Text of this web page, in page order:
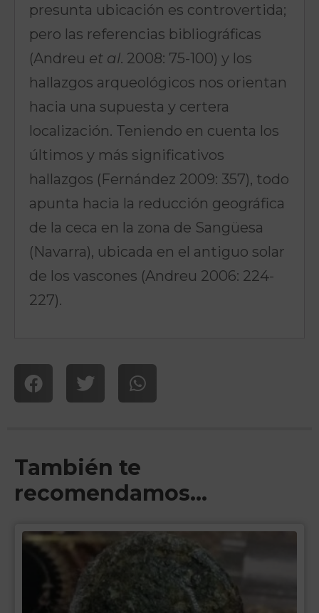
presunta ubicación es controvertida;
pero las referencias bibliográficas
(Andreu et al. 2008: 75-100) y los
hallazgos arqueológicos nos orientan
hacia una supuesta y certera
localización. Teniendo en cuenta los
últimos y más significativos
hallazgos (Fernández 2009: 357), todo
apunta hacia la reducción geográfica
de la ceca en la zona de Sangüesa
(Navarra), ubicada en el antiguo solar
de los vascones (Andreu 2006: 224-
227).
También te
recomendamos…